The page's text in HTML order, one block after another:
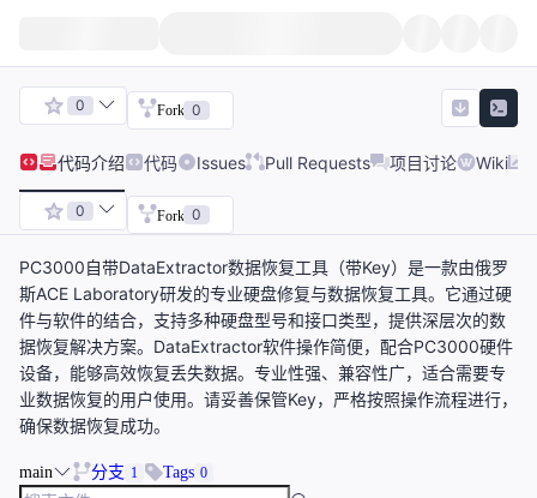
0 Fork 0
代码介绍 代码 Issues Pull Requests 项目讨论 Wiki
0 Fork 0
PC3000自带DataExtractor数据恢复工具（带Key）是一款由俄罗
斯ACE Laboratory研发的专业硬盘修复与数据恢复工具。它通过硬
件与软件的结合，支持多种硬盘型号和接口类型，提供深层次的数
据恢复解决方案。DataExtractor软件操作简便，配合PC3000硬件
设备，能够高效恢复丢失数据。专业性强、兼容性广，适合需要专
业数据恢复的用户使用。请妥善保管Key，严格按照操作流程进行，
确保数据恢复成功。
main 分支 1 Tags 0